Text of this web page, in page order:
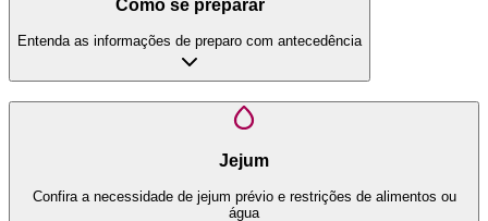
Como se preparar
Entenda as informações de preparo com antecedência
Jejum
Confira a necessidade de jejum prévio e restrições de alimentos ou
água